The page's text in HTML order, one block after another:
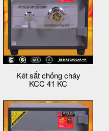
Két sắt chống cháy
KCC 41 KC